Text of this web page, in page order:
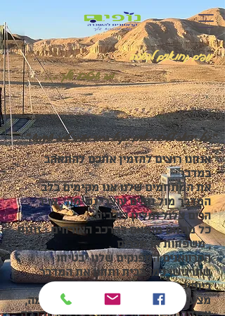
נופים קרוואנים להשכרה
... מה שבטבע שלך
"בכל יציאה לטבע, אדם מקבל הרבה מעבר למה שחיפש."
אנחנו רוצים להזמין אתכם להתאהב
במדבר
את המתחמים שלנו אנו מקימים בלב
המדבר מול נופים עוצרי נשימה , אויר
הרים צלול ומליון כוכבים
כל מתחם מותאם להרכב האורחים : זוגות
, משפחות או חברים .
הקרוואנים המפנקים שלנו יבטיחו
שתרגישו כמו בבית ותחוו את המדבר
ביופיו המרהיב .
מצעים מפנקים וריחניים , מקלחת חמה,